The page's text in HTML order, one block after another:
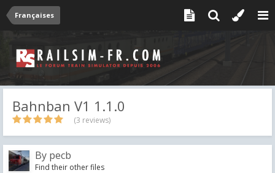
Françaises
Bahnban V1 1.1.0
(3 reviews)
By pecb
Find their other files